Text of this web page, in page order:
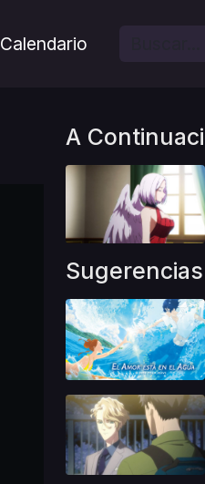
Calendario
A
Sugerencias